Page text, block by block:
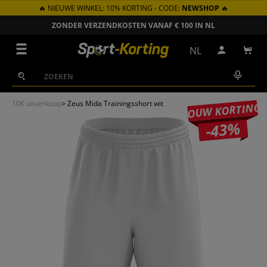
GA NAAR INHOUD
🔥 NIEUWE WINKEL: 10% KORTING - CODE: NEWSHOP 🔥
ZONDER VERZENDKOSTEN VANAF € 100 IN NL
Zoeken
Zoeken
NL Inloggen
10€ uitverkoop> Zeus Mida Trainingsshort wit JOUW KORTING
-43%